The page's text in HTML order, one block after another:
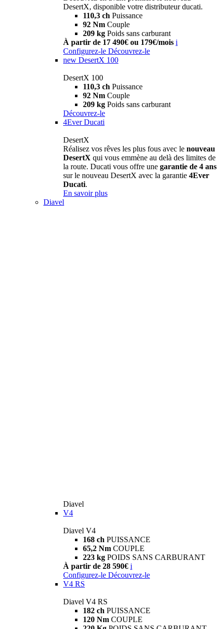
DesertX, disponible votre distributeur ducati.
110,3 ch Puissance
92 Nm Couple
209 kg Poids sans carburant
À partir de 17 490€ ou 179€/mois i
Configurez-le Découvrez-le
new DesertX 100
DesertX 100
110,3 ch Puissance
92 Nm Couple
209 kg Poids sans carburant
Découvrez-le
4Ever Ducati
DesertX
Réalisez vos rêves les plus fous avec le nouveau
DesertX qui vous emmène au delà des limites de
la route. Ducati vous offre une garantie de 4 ans
sur le nouveau DesertX avec la garantie 4Ever
Ducati.
En savoir plus
Diavel
Diavel
V4
Diavel V4
168 ch PUISSANCE
65,2 Nm COUPLE
223 kg POIDS SANS CARBURANT
À partir de 28 590€ i
Configurez-le Découvrez-le
V4 RS
Diavel V4 RS
182 ch PUISSANCE
120 Nm COUPLE